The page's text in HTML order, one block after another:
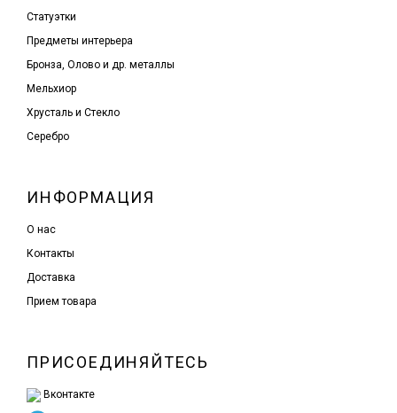
Статуэтки
Предметы интерьера
Бронза, Олово и др. металлы
Мельхиор
Хрусталь и Стекло
Серебро
ИНФОРМАЦИЯ
О нас
Контакты
Доставка
Прием товара
ПРИСОЕДИНЯЙТЕСЬ
Вконтакте